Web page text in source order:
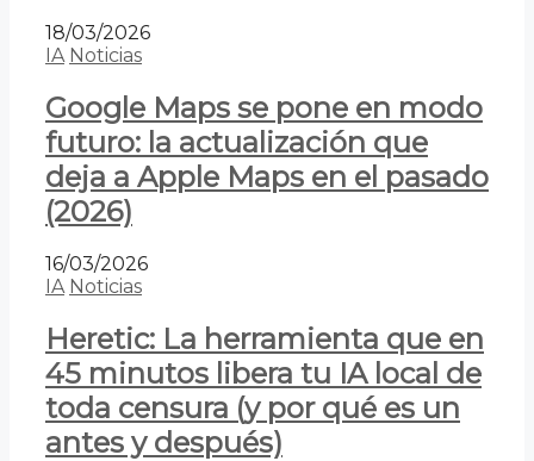
18/03/2026
IA Noticias
Google Maps se pone en modo
futuro: la actualización que
deja a Apple Maps en el pasado
(2026)
16/03/2026
IA Noticias
Heretic: La herramienta que en
45 minutos libera tu IA local de
toda censura (y por qué es un
antes y después)